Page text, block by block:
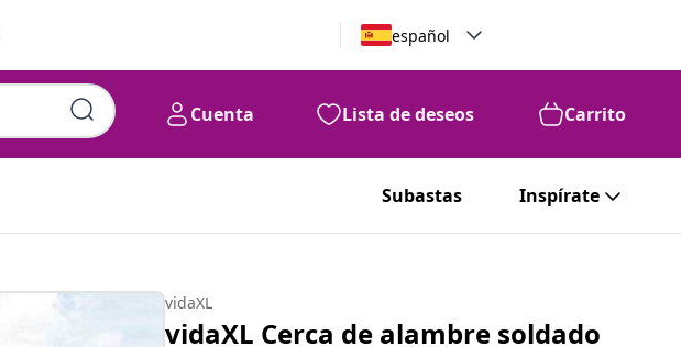
español
Cuenta Lista de deseos Carrito
Subastas Inspírate
vidaXL
vidaXL Cerca de alambre soldado